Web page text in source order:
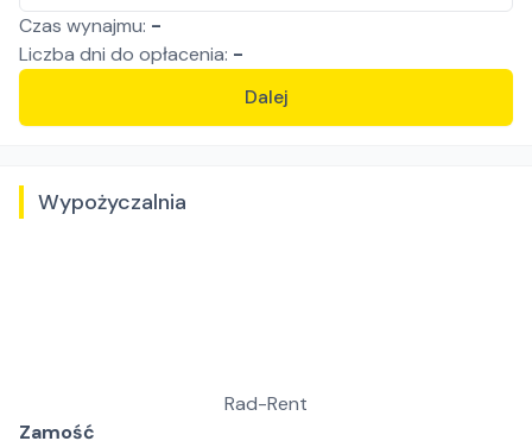
Czas wynajmu: -
Liczba dni do opłacenia: -
Dalej
Wypożyczalnia
Rad-Rent
Zamość